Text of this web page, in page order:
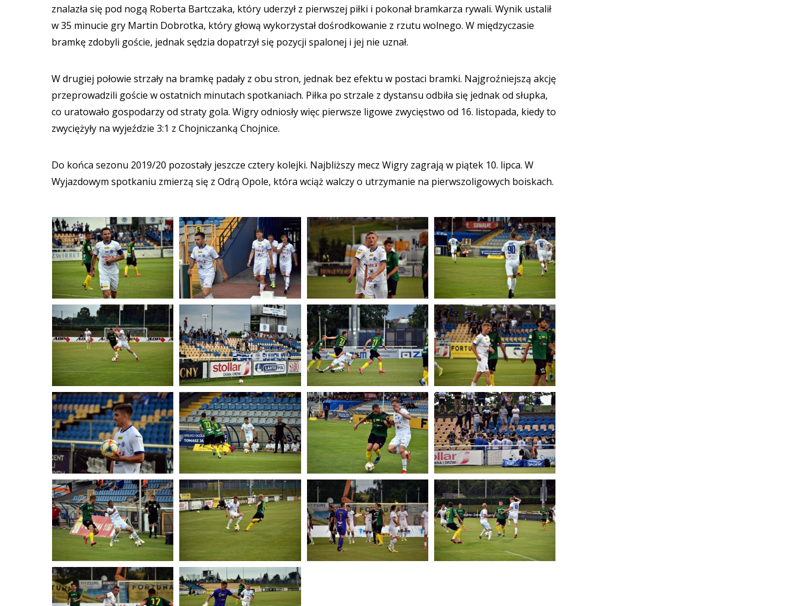
znalazła się pod nogą Roberta Bartczaka, który uderzył z pierwszej piłki i pokonał bramkarza rywali. Wynik ustalił
w 35 minucie gry Martin Dobrotka, który głową wykorzystał dośrodkowanie z rzutu wolnego. W międzyczasie
bramkę zdobyli goście, jednak sędzia dopatrzył się pozycji spalonej i jej nie uznał.
W drugiej połowie strzały na bramkę padały z obu stron, jednak bez efektu w postaci bramki. Najgroźniejszą akcję
przeprowadzili goście w ostatnich minutach spotkaniach. Piłka po strzale z dystansu odbiła się jednak od słupka,
co uratowało gospodarzy od straty gola. Wigry odniosły więc pierwsze ligowe zwycięstwo od 16. listopada, kiedy to
zwyciężyły na wyjeździe 3:1 z Chojniczanką Chojnice.
Do końca sezonu 2019/20 pozostały jeszcze cztery kolejki. Najbliższy mecz Wigry zagrają w piątek 10. lipca. W
Wyjazdowym spotkaniu zmierzą się z Odrą Opole, która wciąż walczy o utrzymanie na pierwszoligowych boiskach.